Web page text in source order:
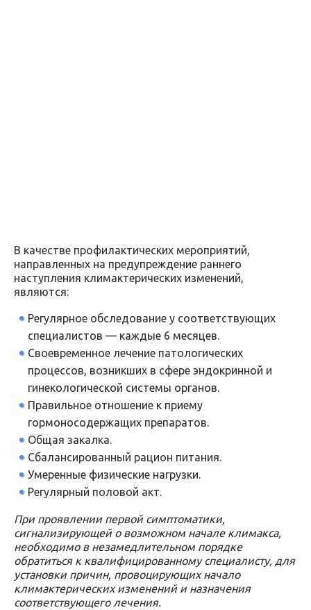
В качестве профилактических мероприятий,
направленных на предупреждение раннего
наступления климактерических изменений,
являются:
Регулярное обследование у соответствующих
специалистов — каждые 6 месяцев.
Своевременное лечение патологических
процессов, возникших в сфере эндокринной и
гинекологической системы органов.
Правильное отношение к приему
гормоносодержащих препаратов.
Общая закалка.
Сбалансированный рацион питания.
Умеренные физические нагрузки.
Регулярный половой акт.
При проявлении первой симптоматики,
сигнализирующей о возможном начале климакса,
необходимо в незамедлительном порядке
обратиться к квалифицированному специалисту, для
установки причин, провоцирующих начало
климактерических изменений и назначения
соответствующего лечения.